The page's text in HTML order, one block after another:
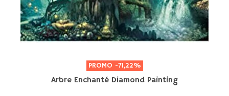
PROMO -71,22%
Arbre Enchanté Diamond Painting